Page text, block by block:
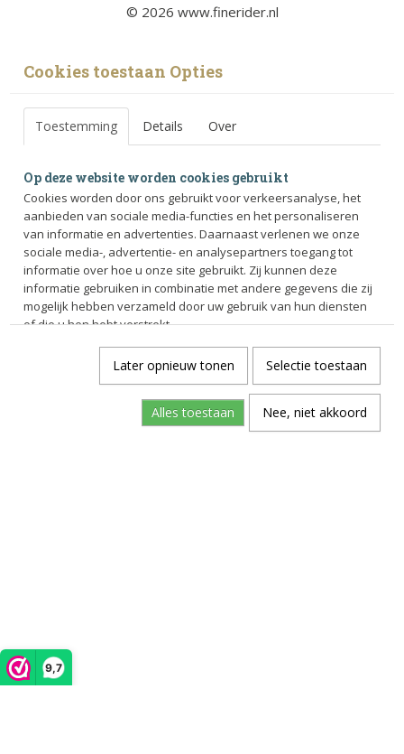
9,7
© 2026 www.finerider.nl
Cookies toestaan Opties
Toestemming Details Over
Op deze website worden cookies gebruikt
Cookies worden door ons gebruikt voor verkeersanalyse, het
aanbieden van sociale media-functies en het personaliseren
van informatie en advertenties. Daarnaast verlenen we onze
sociale media-, advertentie- en analysepartners toegang tot
informatie over hoe u onze site gebruikt. Zij kunnen deze
informatie gebruiken in combinatie met andere gegevens die zij
mogelijk hebben verzameld door uw gebruik van hun diensten
of die u hen hebt verstrekt.
Later opnieuw tonen Selectie toestaan
Alles toestaan Nee, niet akkoord